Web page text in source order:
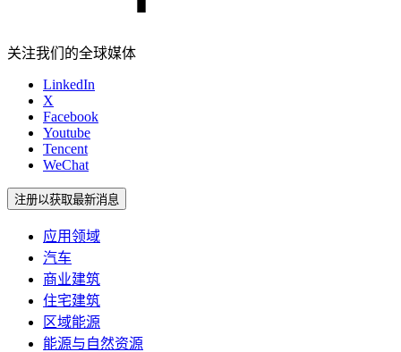
关注我们的全球媒体
LinkedIn
X
Facebook
Youtube
Tencent
WeChat
注册以获取最新消息
应用领域
汽车
商业建筑
住宅建筑
区域能源
能源与自然资源